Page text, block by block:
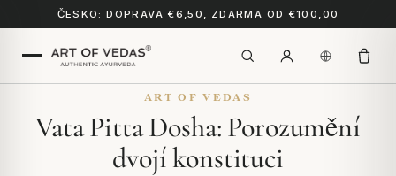
ČESKO: DOPRAVA €6,50, ZDARMA OD €100,00
ART OF VEDAS
Vata Pitta Dosha: Porozumění
dvojí konstituci